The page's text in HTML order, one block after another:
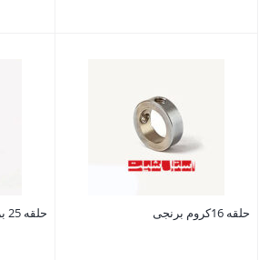
حلقه 16کروم برنجی حلقه 25 برنجی طلایی